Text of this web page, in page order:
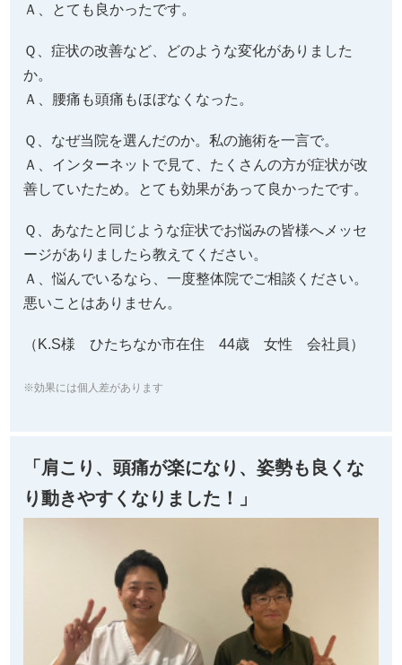
Ａ、とても良かったです。
Ｑ、症状の改善など、どのような変化がありました
か。
Ａ、腰痛も頭痛もほぼなくなった。
Ｑ、なぜ当院を選んだのか。私の施術を一言で。
Ａ、インターネットで見て、たくさんの方が症状が改
善していたため。とても効果があって良かったです。
Ｑ、あなたと同じような症状でお悩みの皆様へメッセ
ージがありましたら教えてください。
Ａ、悩んでいるなら、一度整体院でご相談ください。
悪いことはありません。
（K.S様 ひたちなか市在住 44歳 女性 会社員）
※効果には個人差があります
「肩こり、頭痛が楽になり、姿勢も良くな
り動きやすくなりました！」